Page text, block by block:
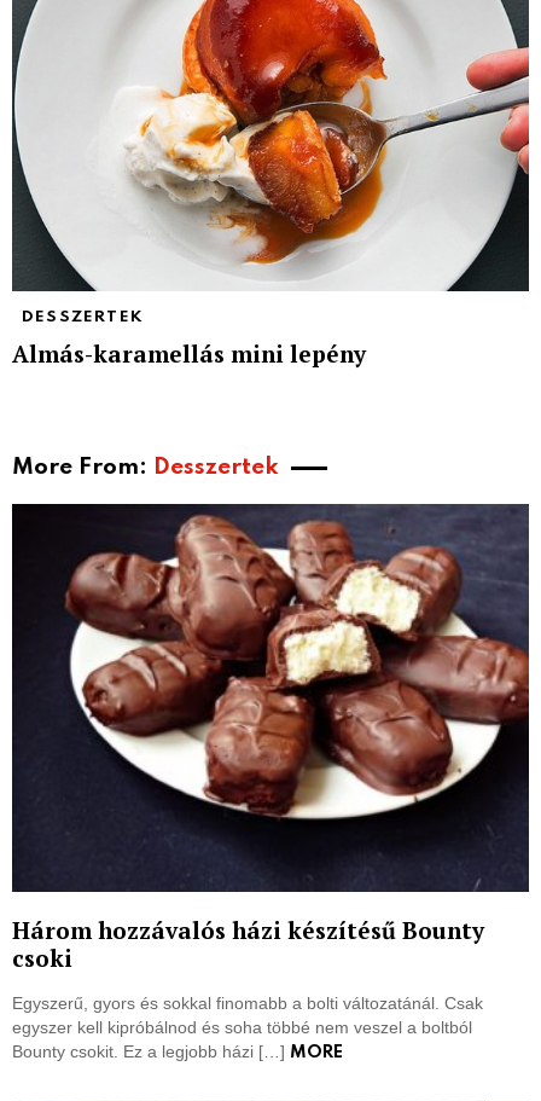
DESSZERTEK
Almás-karamellás mini lepény
More From: Desszertek
Három hozzávalós házi készítésű Bounty
csoki
Egyszerű, gyors és sokkal finomabb a bolti változatánál. Csak
egyszer kell kipróbálnod és soha többé nem veszel a boltból
Bounty csokit. Ez a legjobb házi […] MORE